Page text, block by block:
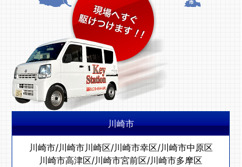
川崎市
川崎市/川崎市川崎区/川崎市幸区/川崎市中原区
川崎市高津区/川崎市宮前区/川崎市多摩区